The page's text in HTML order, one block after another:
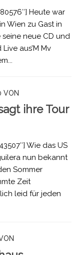
Heute war
Wien zu Gast in
neue CD und
aus’M Mv
VON
ihre Tour
Wie das US
nun bekannt
Sommer
Zeit
leid für jeden